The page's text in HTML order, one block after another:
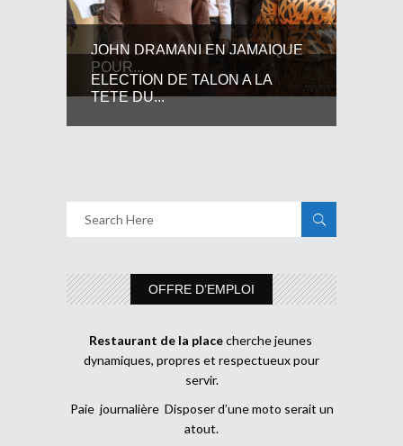
JOHN DRAMANI EN JAMAIQUE
POUR...
ELECTION DE TALON A LA
TETE DU...
OFFRE D’EMPLOI
Restaurant de la placecherche jeunes
dynamiques, propres et respectueux pour
servir.
Paie journalière Disposer d’une moto serait un
atout.